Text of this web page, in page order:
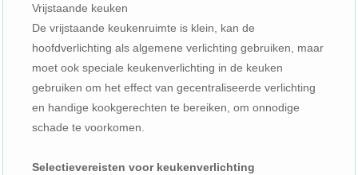
Vrijstaande keuken
De vrijstaande keukenruimte is klein, kan de
hoofdverlichting als algemene verlichting gebruiken, maar
moet ook speciale keukenverlichting in de keuken
gebruiken om het effect van gecentraliseerde verlichting
en handige kookgerechten te bereiken, om onnodige
schade te voorkomen.
Selectievereisten voor keukenverlichting